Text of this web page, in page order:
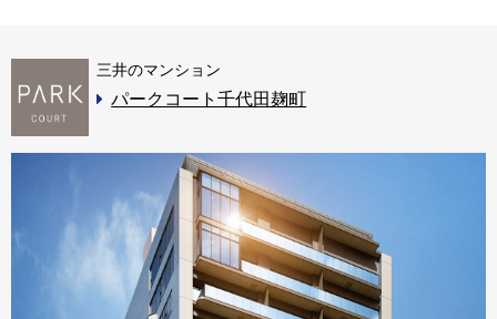
三井のマンション
パークコート千代田麹町